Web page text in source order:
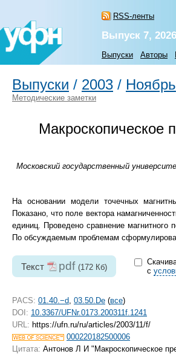
RSS-ленты
Выпуск 7, 2026
Выпуски Авторы
Выпуски / 2003 / Ноябрь
Методические заметки
Макроскопическое
Московский государственный
На основании модели точечных
Показано, что поле вектора
единиц. Проведено сравнение магнитного
По обсуждаемым проблемам
Текст pdf (172 Кб)
с
PACS: 01.40.−d 03.50.De (все)
DOI: 10.3367/UFNr.0173.200311f.1241
URL: https://ufn.ru/ru/articles/2003/11/f/
000220182500006
Цитата: Антонов Л И "Макроскопическое